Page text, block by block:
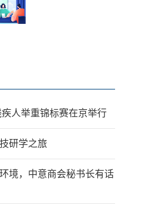
人举重锦标赛在京举行
研学之旅
境，中意商会秘书长有话